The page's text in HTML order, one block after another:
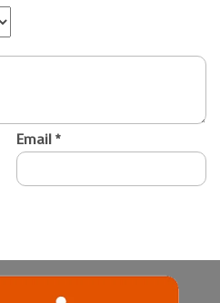
Email *